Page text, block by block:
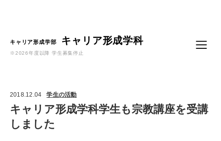
キャリア形成学部 キャリア形成学科
※2026年度以降 学生募集停止
2018.12.04 学生の活動
キャリア形成学科学生も宗教講座を受講
しました